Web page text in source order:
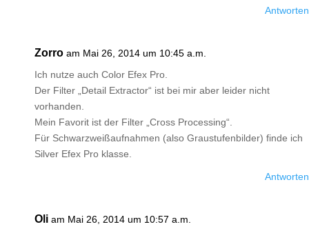
Antworten
Zorro am Mai 26, 2014 um 10:45 a.m.
Ich nutze auch Color Efex Pro.
Der Filter „Detail Extractor“ ist bei mir aber leider nicht
vorhanden.
Mein Favorit ist der Filter „Cross Processing“.
Für Schwarzweißaufnahmen (also Graustufenbilder) finde ich
Silver Efex Pro klasse.
Antworten
Oli am Mai 26, 2014 um 10:57 a.m.